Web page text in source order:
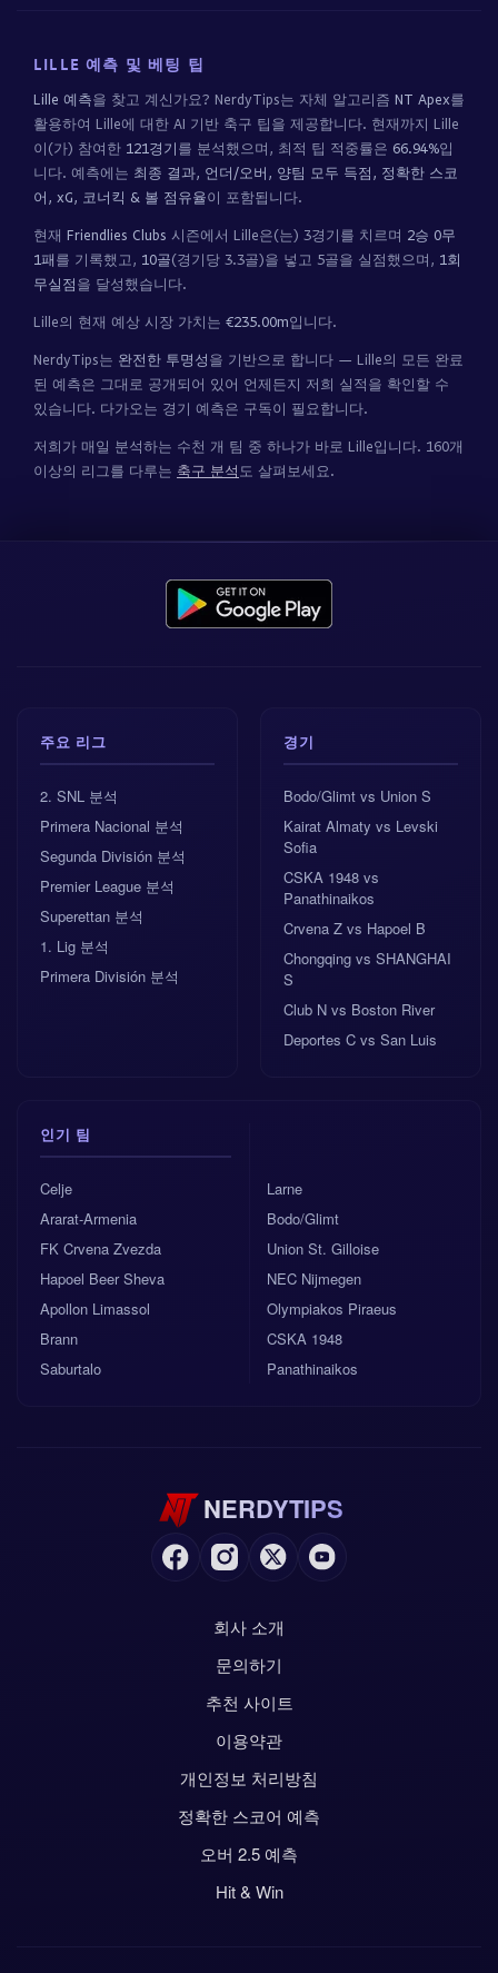
LILLE 예측 및 베팅 팁
Lille 예측을 찾고 계신가요? NerdyTips는 자체 알고리즘 NT Apex를
활용하여 Lille에 대한 AI 기반 축구 팁을 제공합니다. 현재까지 Lille
이(가) 참여한 121경기를 분석했으며, 최적 팁 적중률은 66.94%입
니다. 예측에는 최종 결과, 언더/오버, 양팀 모두 득점, 정확한 스코
어, xG, 코너킥 & 볼 점유율이 포함됩니다.
현재 Friendlies Clubs 시즌에서 Lille은(는) 3경기를 치르며 2승 0무
1패를 기록했고, 10골(경기당 3.3골)을 넣고 5골을 실점했으며, 1회
무실점을 달성했습니다.
Lille의 현재 예상 시장 가치는 €235.00m입니다.
NerdyTips는 완전한 투명성을 기반으로 합니다 — Lille의 모든 완료
된 예측은 그대로 공개되어 있어 언제든지 저희 실적을 확인할 수
있습니다. 다가오는 경기 예측은 구독이 필요합니다.
저희가 매일 분석하는 수천 개 팀 중 하나가 바로 Lille입니다. 160개
이상의 리그를 다루는 축구 분석 도 살펴보세요.
주요 리그
2. SNL 분석
Primera Nacional 분석
Segunda División 분석
Premier League 분석
Superettan 분석
1. Lig 분석
Primera División 분석
경기
Bodo/Glimt vs Union S
Kairat Almaty vs Levski
Sofia
CSKA 1948 vs
Panathinaikos
Crvena Z vs Hapoel B
Chongqing vs SHANGHAI
S
Club N vs Boston River
Deportes C vs San Luis
인기 팀
Celje
Ararat-Armenia
FK Crvena Zvezda
Hapoel Beer Sheva
Apollon Limassol
Brann
Saburtalo
Larne
Bodo/Glimt
Union St. Gilloise
NEC Nijmegen
Olympiakos Piraeus
CSKA 1948
Panathinaikos
NERDYTIPS
회사 소개
문의하기
추천 사이트
이용약관
개인정보 처리방침
정확한 스코어 예측
오버 2.5 예측
Hit & Win